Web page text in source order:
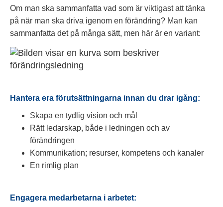
Om man ska sammanfatta vad som är viktigast att tänka
på när man ska driva igenom en förändring? Man kan
sammanfatta det på många sätt, men här är en variant:
Hantera era förutsättningarna innan du drar igång:
Skapa en tydlig vision och mål
Rätt ledarskap, både i ledningen och av
förändringen
Kommunikation; resurser, kompetens och kanaler
En rimlig plan
Engagera medarbetarna i arbetet: